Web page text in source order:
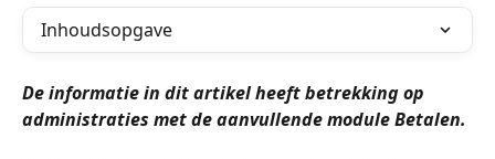
Inhoudsopgave
De informatie in dit artikel heeft betrekking op
administraties met de aanvullende module Betalen.